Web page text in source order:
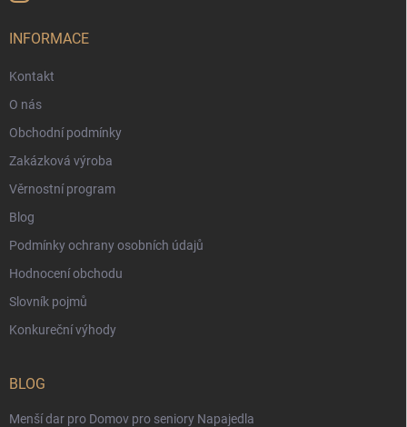
INFORMACE
Kontakt
O nás
Obchodní podmínky
Zakázková výroba
Věrnostní program
Blog
Podmínky ochrany osobních údajů
Hodnocení obchodu
Slovník pojmů
Konkureční výhody
BLOG
Menší dar pro Domov pro seniory Napajedla